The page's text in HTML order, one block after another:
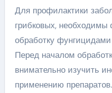
Для профилактики
грибковых,
обработку фунгицидами
Перед началом
внимательно изучить
применению